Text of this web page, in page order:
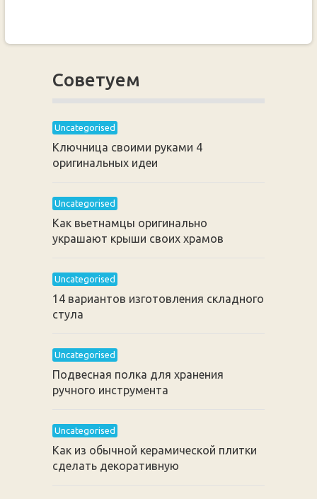
Советуем
Uncategorised
Ключница своими руками 4
оригинальных идеи
Uncategorised
Как вьетнамцы оригинально
украшают крыши своих храмов
Uncategorised
14 вариантов изготовления складного
стула
Uncategorised
Подвесная полка для хранения
ручного инструмента
Uncategorised
Как из обычной керамической плитки
сделать декоративную